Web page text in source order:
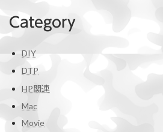
Category
DIY
DTP
HP関連
Mac
Movie